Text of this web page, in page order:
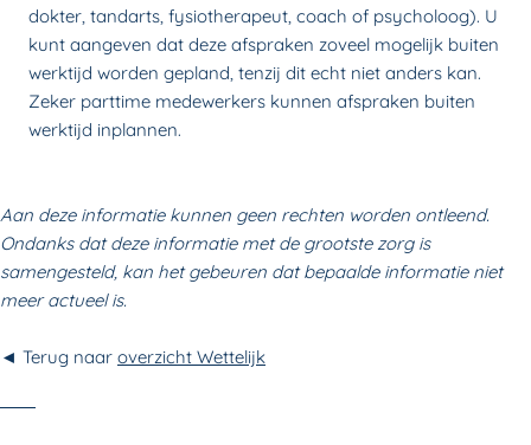
dokter, tandarts, fysiotherapeut, coach of psycholoog). U
kunt aangeven dat deze afspraken zoveel mogelijk buiten
werktijd worden gepland, tenzij dit echt niet anders kan.
Zeker parttime medewerkers kunnen afspraken buiten
werktijd inplannen.
Aan deze informatie kunnen geen rechten worden ontleend.
Ondanks dat deze informatie met de grootste zorg is
samengesteld, kan het gebeuren dat bepaalde informatie niet
meer actueel is.
◄ Terug naar overzicht Wettelijk